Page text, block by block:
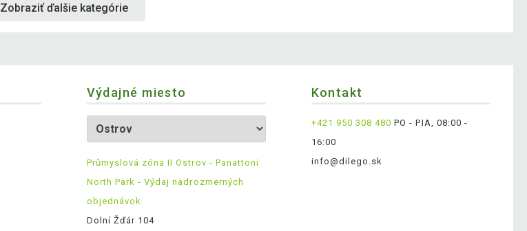
Zobraziť ďalšie kategórie
Výdajné miesto
Průmyslová zóna II Ostrov - Panattoni
North Park - Výdaj nadrozmerných
objednávok
Dolní Žďár 104
Kontakt
+421 950 308 480 PO - PIA, 08:00 -
16:00
info@dilego.sk